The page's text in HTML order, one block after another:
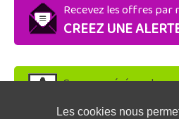
Les cookies nous
Recevez les offres par
CREEZ UNE
Soyez repéré par les
DEPOSEZ VOTRE